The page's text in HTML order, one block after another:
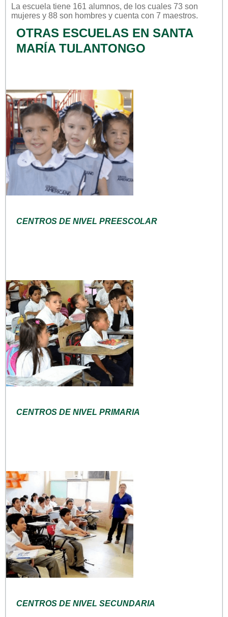
La escuela tiene 161 alumnos, de los cuales 73 son
mujeres y 88 son hombres y cuenta con 7 maestros.
OTRAS ESCUELAS EN SANTA
MARÍA TULANTONGO
CENTROS DE NIVEL PREESCOLAR
CENTROS DE NIVEL PRIMARIA
CENTROS DE NIVEL SECUNDARIA